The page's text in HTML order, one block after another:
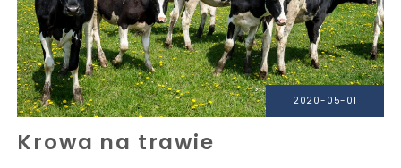
2020-05-01
Krowa na trawie